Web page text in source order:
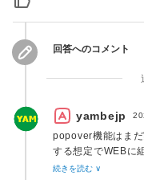
12
13
</button>
14
<script>
15
</script>
回答へのコメント
yambejp
popover機能はま
する想定でWEBに
タグもブラウザ間
続きを読む ∨